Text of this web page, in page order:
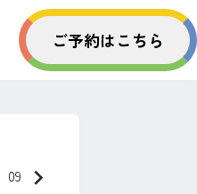
ご予約はこちら
09 keyboard_arrow_right